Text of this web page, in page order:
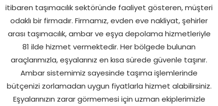
itibaren taşımacılık sektöründe faaliyet gösteren, müşteri
odaklı bir firmadır. Firmamız, evden eve nakliyat, şehirler
arası taşımacılık, ambar ve eşya depolama hizmetleriyle
81 ilde hizmet vermektedir. Her bölgede bulunan
araçlarımızla, eşyalarınız en kısa sürede güvenle taşınır.
Ambar sistemimiz sayesinde taşıma işlemlerinde
bütçenizi zorlamadan uygun fiyatlarla hizmet alabilirsiniz.
Eşyalarınızın zarar görmemesi için uzman ekiplerimizle